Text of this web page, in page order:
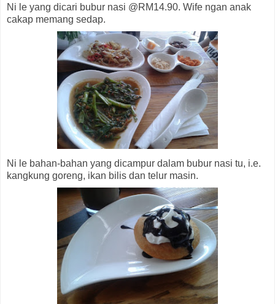
Ni le yang dicari bubur nasi @RM14.90. Wife ngan anak
cakap memang sedap.
Ni le bahan-bahan yang dicampur dalam bubur nasi tu, i.e.
kangkung goreng, ikan bilis dan telur masin.